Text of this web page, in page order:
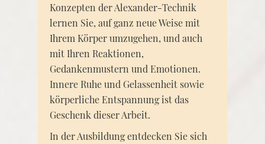
Konzepten der Alexander-Technik
lernen Sie, auf ganz neue Weise mit
Ihrem Körper umzugehen, und auch
mit Ihren Reaktionen,
Gedankenmustern und Emotionen.
Innere Ruhe und Gelassenheit sowie
körperliche Entspannung ist das
Geschenk dieser Arbeit.
In der Ausbildung entdecken Sie sich